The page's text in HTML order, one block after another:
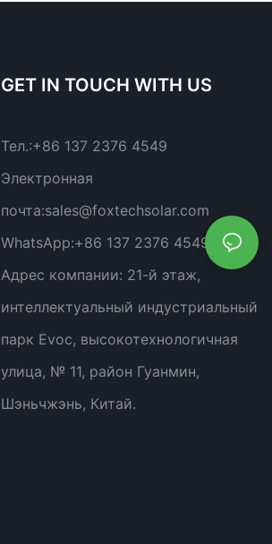
GET IN TOUCH WITH US
Тел.:+86 137 2376 4549
Электронная
почта:sales@foxtechsolar.com
WhatsApp:+86 137 2376 4549
Адрес компании: 21-й этаж,
интеллектуальный индустриальный
парк Evoc, высокотехнологичная
улица, № 11, район Гуанмин,
Шэньчжэнь, Китай.